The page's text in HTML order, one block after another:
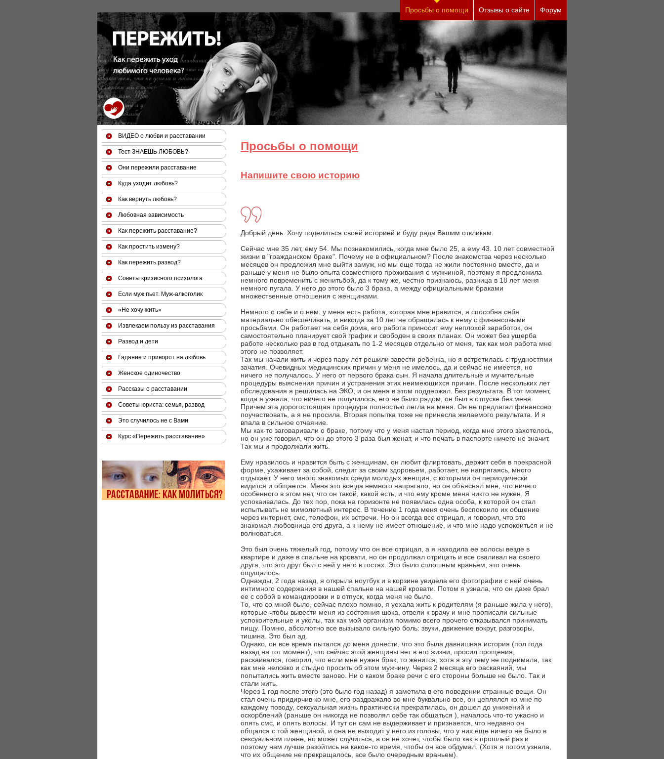
Просьбы о помощи Отзывы о сайте Форум
Просьбы о помощи
Напишите свою историю
Добрый день. Хочу поделиться своей историей и буду рада Вашим откликам.
Сейчас мне 35 лет, ему 54. Мы познакомились, когда мне было 25, а ему 43. 10 лет совместной
жизни в "гражданском браке". Почему не в официальном? После знакомства через несколько
месяцев он предложил мне выйти замуж, но мы еще тогда не жили постоянно вместе, да и
раньше у меня не было опыта совместного проживания с мужчиной, поэтому я предложила
немного повременить с женитьбой, да к тому же, честно признаюсь, разница в 18 лет меня
немного пугала. У него до этого было 3 брака, а между официальными браками
множественные отношения с женщинами.
Немного о себе и о нем: у меня есть работа, которая мне нравится, я способна себя
материально обеспечивать, и никогда за 10 лет не обращалась к нему с финансовыми
просьбами. Он работает на себя дома, его работа приносит ему неплохой заработок, он
самостоятельно планирует свой график и свободен в своих планах. Он может без ущерба
работе несколько раз в год отдыхать по 1-2 месяцев отдельно от меня, так как моя работа мне
этого не позволяет.
Так мы начали жить и через пару лет решили завести ребенка, но я встретилась с трудностями
зачатия. Очевидных медицинских причин у меня не имелось, да и сейчас не имеется, но
ничего не получалось. У него от первого брака сын. Я начала длительные и мучительные
процедуры выяснения причин и устранения этих неимеющихся причин. После нескольких лет
обследования я решилась на ЭКО, и он меня в этом поддержал. Без результата. В тот момент,
когда я узнала, что ничего не получилось, его не было рядом, он был в отпуске без меня.
Причем эта дорогостоящая процедура полностью легла на меня. Он не предлагал финансово
поучаствовать, а я не просила. Вторая попытка тоже не принесла желаемого результата. И я
впала в сильное отчаяние.
Мы как-то заговаривали о браке, потому что у меня настал период, когда мне этого захотелось,
но он уже говорил, что он до этого 3 раза был женат, и что печать в паспорте ничего не значит.
Так мы и продолжали жить.
Ему нравилось и нравится быть с женщинам, он любит флиртовать, держит себя в прекрасной
форме, ухаживает за собой, следит за своим здоровьем, работает, не напрягаясь, много
отдыхает. У него много знакомых среди молодых женщин, с которыми он периодически
видится и общается. Меня это всегда немного напрягало, но он объяснял мне, что ничего
особенного в этом нет, что он такой, какой есть, и что ему кроме меня никто не нужен. Я
успокаивалась. До тех пор, пока на горизонте не появилась одна особа, к которой он стал
испытывать не мимолетный интерес. В течение 1 года меня очень беспокоило их общение
через интернет, смс, телефон, их встречи. Но он всегда все отрицал, и говорил, что это
знакомая-любовница его друга, а к нему не имеет отношение, и что мне надо успокоиться и не
волноваться.
Это был очень тяжелый год, потому что он все отрицал, а я находила ее волосы везде в
квартире и даже в спальне на кровати, но он продолжал отрицать и все сваливал на своего
друга, что это друг был с ней у него в гостях. Это было сплошным враньем, это очень
ощущалось.
Однажды, 2 года назад, я открыла ноутбук и в корзине увидела его фотографии с ней очень
интимного содержания в нашей спальне на нашей кровати. Потом я узнала, что он даже брал
ее с собой в командировки и в отпуск, когда меня не было.
То, что со мной было, сейчас плохо помню, я уехала жить к родителям (я раньше жила у него),
которые чтобы вывести меня из состояния шока, отвели к врачу и мне прописали сильные
успокоительные и уколы, так как мой организм помимо всего прочего отказывался принимать
пищу. Помню, абсолютно все вызывало сильную боль: звуки, движение вокруг, разговоры,
тишина. Это был ад.
Однако, он все время пытался до меня донести, что это была давнишняя история (пол года
назад на тот момент), что сейчас этой женщины нет в его жизни, просил прощения,
раскаивался, говорил, что если мне нужен брак, то женится, хотя я эту тему не поднимала, так
как мне неловко и стыдно просить об этом мужчину. Через 2 месяца его раскаяний, мы
попытались жить вместе заново. Ни о каком браке речи с его стороны больше не было. Так и
стали жить.
Через 1 год после этого (это было год назад) я заметила в его поведении странные вещи. Он
стал очень придирчив ко мне, его раздражало во мне буквально все, он цеплялся ко мне по
каждому поводу, сексуальная жизнь практически прекратилась, он дошел до унижений и
оскорблений (раньше он никогда не позволял себе так общаться ), началось что-то ужасно и
опять смс, и опять волосы. И тут он сам не выдерживает и признается, что недавно он
общался с той женщиной, и она не выходит у него из головы, что у них еще ничего не было в
сексуальном плане, но может случиться, а он не хочет, чтобы было как в прошлый раз и
поэтому нам лучше разойтись на какое-то время, чтобы он все обдумал. (Хотя я потом узнала,
что их общение не прекращалось, все было очередным враньем).
ВИДЕО о любви и расставании
Тест ЗНАЕШЬ ЛЮБОВЬ?
Они пережили расставание
Куда уходит любовь?
Как вернуть любовь?
Любовная зависимость
Как пережить расставание?
Как простить измену?
Как пережить развод?
Советы кризисного психолога
Если муж пьет. Муж-алкоголик
«Не хочу жить»
Извлекаем пользу из расставания
Развод и дети
Гадание и приворот на любовь
Женское одиночество
Рассказы о расставании
Советы юриста: семья, развод
Это случилось не с Вами
Курс «Пережить расставание»